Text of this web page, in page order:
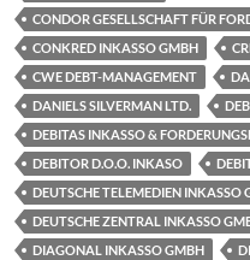
CONDOR GESELLSCHAFT FÜR
CONKRED INKASSO GMBH
CWE DEBT-MANAGEMENT
DANIELS SILVERMAN LTD.
DEBITAS INKASSO &
DEBITOR D.O.O. INKASO
DEUTSCHE TELEMEDIEN INKASSO
DEUTSCHE ZENTRAL INKASSO
DIAGONAL INKASSO GMBH